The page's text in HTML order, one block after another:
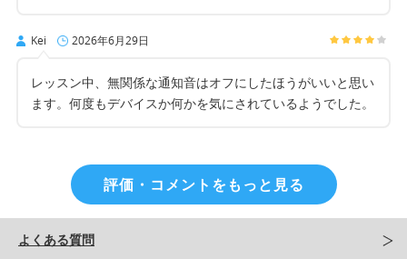
Kei 2026年6月29日
レッスン中、無関係な通知音はオフにしたほうがいいと思い
ます。何度もデバイスか何かを気にされているようでした。
評価・コメントをもっと見る
よくある質問